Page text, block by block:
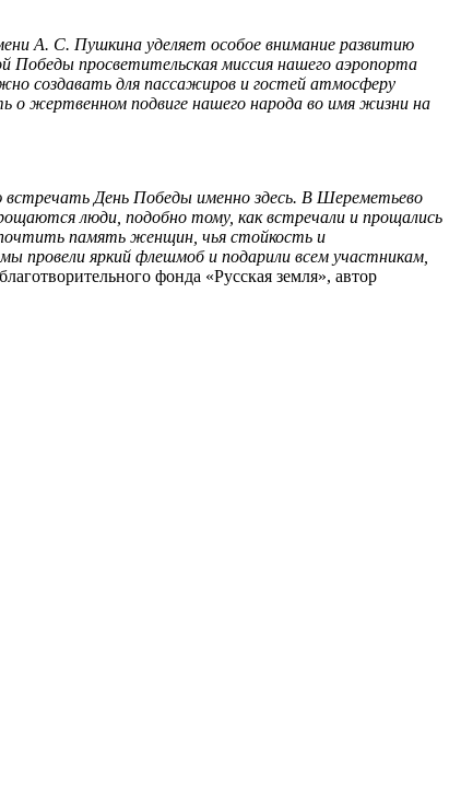
А. С. Пушкина уделяет особое внимание развитию
Победы просветительская миссия нашего аэропорта
создавать для пассажиров и гостей атмосферу
о жертвенном подвиге нашего народа во имя жизни на
День Победы именно здесь. В Шереметьево
люди, подобно тому, как встречали и прощались
память женщин, чья стойкость и
провели яркий флешмоб и подарили всем участникам,
фонда «Русская земля», автор